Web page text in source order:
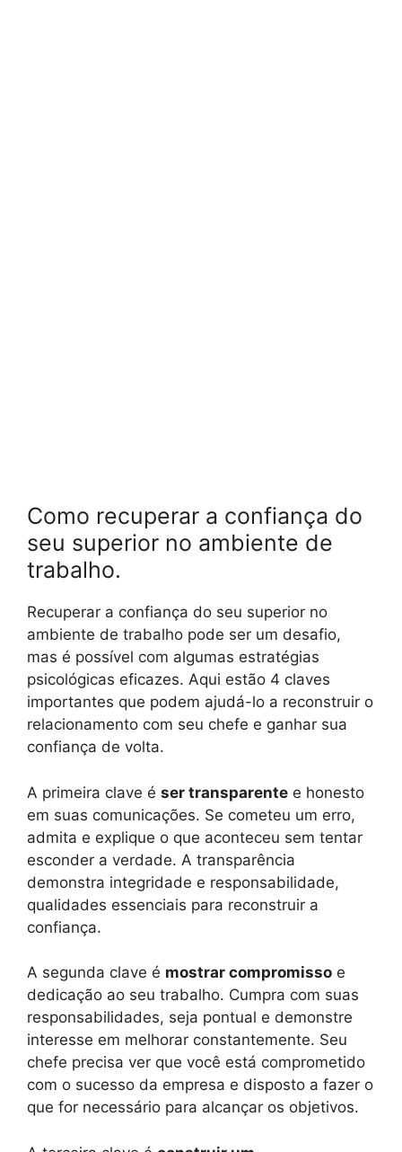
Como recuperar a confiança do
seu superior no ambiente de
trabalho.
Recuperar a confiança do seu superior no
ambiente de trabalho pode ser um desafio,
mas é possível com algumas estratégias
psicológicas eficazes. Aqui estão 4 claves
importantes que podem ajudá-lo a reconstruir o
relacionamento com seu chefe e ganhar sua
confiança de volta.
A primeira clave é ser transparente e honesto
em suas comunicações. Se cometeu um erro,
admita e explique o que aconteceu sem tentar
esconder a verdade. A transparência
demonstra integridade e responsabilidade,
qualidades essenciais para reconstruir a
confiança.
A segunda clave é mostrar compromisso e
dedicação ao seu trabalho. Cumpra com suas
responsabilidades, seja pontual e demonstre
interesse em melhorar constantemente. Seu
chefe precisa ver que você está comprometido
com o sucesso da empresa e disposto a fazer o
que for necessário para alcançar os objetivos.